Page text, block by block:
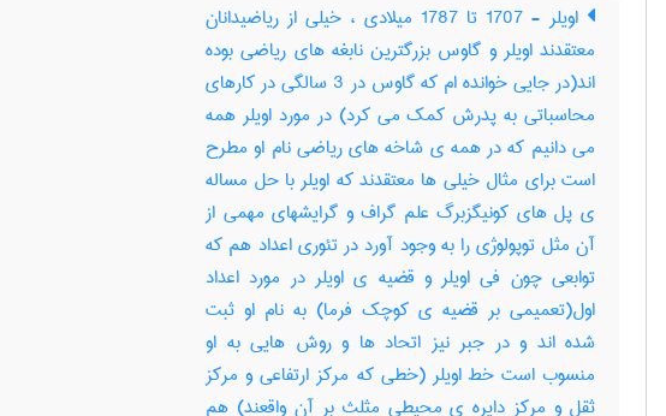
اویلر - 1707 تا 1787 میلادی ، خیلی از ریاضیدانان
معتقدند اویلر و گاوس بزرگترین نابغه های ریاضی بوده
اند(در جایی خوانده ام که گاوس در 3 سالگی در کارهای
محاسباتی به پدرش کمک می کرد) در مورد اویلر همه
می دانیم که در همه ی شاخه های ریاضی نام او مطرح
است برای مثال خیلی ها معتقدند که اویلر با حل مساله
ی پل های کونیگزبرگ علم گراف و گرایشهای مهمی از
آن مثل توپولوژی را به وجود آورد در تئوری اعداد هم که
توابعی چون فی اویلر و قضیه ی اویلر در مورد اعداد
اول(تعمیمی بر قضیه ی کوچک فرما) به نام او ثبت
شده اند و در جبر نیز اتحاد ها و روش هایی به او
منسوب است خط اویلر (خطی که مرکز ارتفاعی و مرکز
ثقل و مرکز دایره ی محیطی مثلث بر آن واقعند) هم